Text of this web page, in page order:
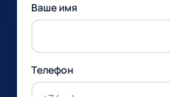
Ваше имя
Телефон